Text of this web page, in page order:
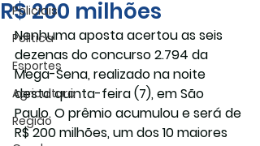
Policiais
Politica
Esportes
Agricultura
Região
R$ 200 milhões
Nenhuma aposta acertou as seis
dezenas do concurso 2.794 da
Mega-Sena, realizado na noite
desta quinta-feira (7), em São
Paulo. O prêmio acumulou e será de
R$ 200 milhões, um dos 10 maiores